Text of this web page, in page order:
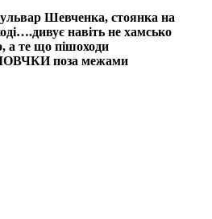
Шевченка, стоянка на
навіть не хамсько
а те що пішоходи
поза межами